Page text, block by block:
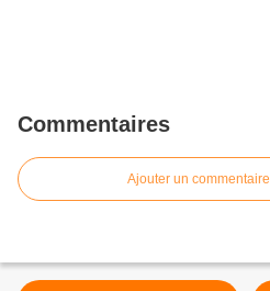
Commentaires
Ajouter un commentaire